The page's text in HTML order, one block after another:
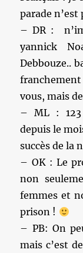
parade n’est
– DR :
yannick
Debbouze..
vous, mais
– ML : 123
depuis le
succès de la
– OK : Le
non
femmes et
prison !
– PB: On
mais c’est